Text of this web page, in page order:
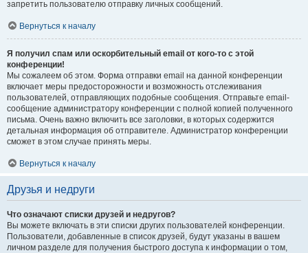
запретить пользователю отправку личных сообщений.
Вернуться к началу
Я получил спам или оскорбительный email от кого-то с этой
конференции!
Мы сожалеем об этом. Форма отправки email на данной конференции
включает меры предосторожности и возможность отслеживания
пользователей, отправляющих подобные сообщения. Отправьте email-
сообщение администратору конференции с полной копией полученного
письма. Очень важно включить все заголовки, в которых содержится
детальная информация об отправителе. Администратор конференции
сможет в этом случае принять меры.
Вернуться к началу
Друзья и недруги
Что означают списки друзей и недругов?
Вы можете включать в эти списки других пользователей конференции.
Пользователи, добавленные в список друзей, будут указаны в вашем
личном разделе для получения быстрого доступа к информации о том,